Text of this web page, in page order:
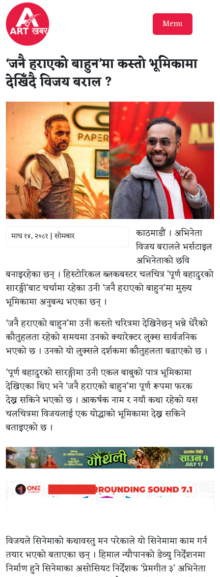
Menu
‘जनै हराएको बाहुन’मा कस्तो भूमिकामा
देखिँदै विजय बराल ?
माघ १४, २०८१ | सोमबार
काठमाडौं । अभिनेता
विजय बरालले भर्सटाइल
अभिनेताको छवि
बनाइरहेका छन् । हिस्टोरिकल ब्लकबस्टर चलचित्र ‘पूर्ण बहादुरको
सारङ्गी’बाट चर्चामा रहेका उनी ‘जनै हराएको बाहुन’मा मुख्य
भूमिकामा अनुबन्ध भएका छन् ।
‘जनै हराएको बाहुन’मा उनी कस्तो चरित्रमा देखिनेछन् भन्ने धेरैको
कौतुहलता रहेको समयमा उनको क्यारेक्टर लुक्स सार्वजनिक
भएको छ । उनको यो लुक्सले दर्शकमा कौतुहलता बढाएको छ ।
‘पूर्ण बहादुरको सारङ्गीमा उनी एकल बाबुको पात्र भूमिकामा
देखिएका थिए भने ‘जनै हराएको बाहुन’मा पूर्ण रूपमा फरक
देख्न सकिने भएको छ । आकर्षक नाम र नयाँ कथा रहेको यस
चलचित्रमा विजयलाई एक योद्धाको भूमिकामा देख्न सकिने
बताइएको छ ।
विजयले सिनेमाको कथावस्तु मन परेकाले यो सिनेमामा काम गर्न
तयार भएको बताएका छन् । हिमाल न्यौपानको डेव्यु निर्देशनमा
निर्माण हुने सिनेमाका असोसियट निर्देशक ‘प्रेमगीत ३’ अभिनेता